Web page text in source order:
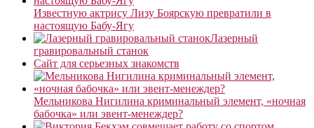
Известную актрису Лизу Боярскую превратили в
настоящую Бабу-Ягу
Лазерный
гравировальный станок
Сайт для серьезных знакомств
Мельникова Нигилина криминальный элемент, «ночная
бабочка» или эвент-менеждер?